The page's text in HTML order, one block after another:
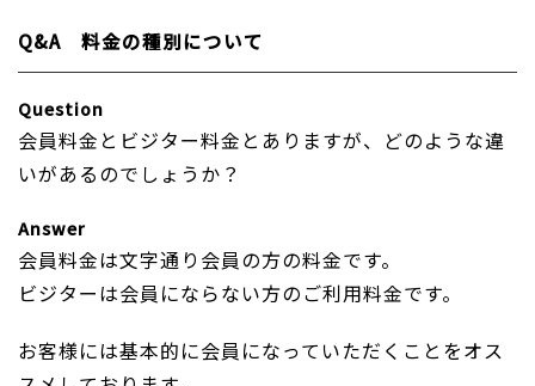
Q&A 料金の種別について
Question
会員料金とビジター料金とありますが、どのような違
いがあるのでしょうか？
Answer
会員料金は文字通り会員の方の料金です。
ビジターは会員にならない方のご利用料金です。
お客様には基本的に会員になっていただくことをオス